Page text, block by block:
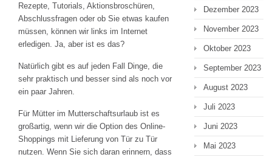
Rezepte, Tutorials, Aktionsbroschüren,
Abschlussfragen oder ob Sie etwas kaufen
müssen, können wir links im Internet
erledigen. Ja, aber ist es das?
Natürlich gibt es auf jeden Fall Dinge, die
sehr praktisch und besser sind als noch vor
ein paar Jahren.
Für Mütter im Mutterschaftsurlaub ist es
großartig, wenn wir die Option des Online-
Shoppings mit Lieferung von Tür zu Tür
nutzen. Wenn Sie sich daran erinnern, dass
Dezember 2023
November 2023
Oktober 2023
September 2023
August 2023
Juli 2023
Juni 2023
Mai 2023